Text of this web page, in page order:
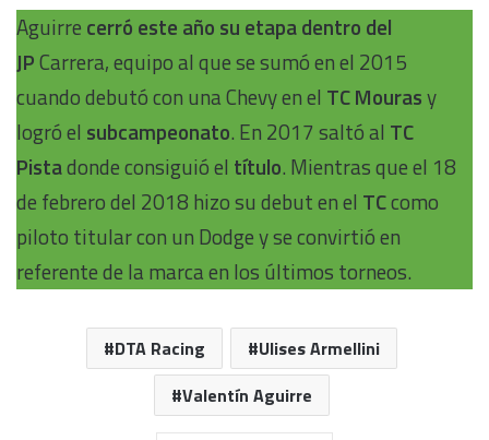
Aguirre cerró este año su etapa dentro del
JPCarrera, equipo al que se sumó en el 2015
cuando debutó con una Chevy en el TC Mourasy
logró el subcampeonato. En 2017 saltó al TC
Pistadonde consiguió el título. Mientras que el 18
de febrero del 2018 hizo su debut en el TCcomo
piloto titular con un Dodge y se convirtió en
referente de la marca en los últimos torneos.
DTA Racing
Ulises Armellini
Valentín Aguirre